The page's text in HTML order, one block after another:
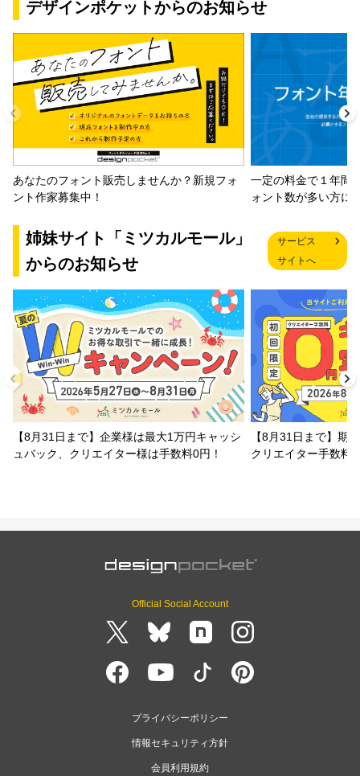
デザインポケットからのお知らせ
あなたのフォント販売しませんか？新規フォ
ント作家募集中！
一定の料金で１年間
ォント数が多い方に
姉妹サイト「ミツカルモール」
からのお知らせ
サービス
サイトへ
【8月31日まで】企業様は最大1万円キャッシ
ュバック、クリエイター様は手数料0円！
【8月31日まで】期
クリエイター手数料
Official Social Account
プライバシーポリシー
情報セキュリティ方針
会員利用規約